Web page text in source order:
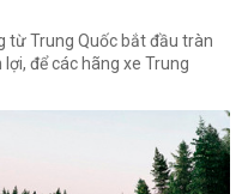
từ Trung Quốc bắt đầu tràn
để các hãng xe Trung